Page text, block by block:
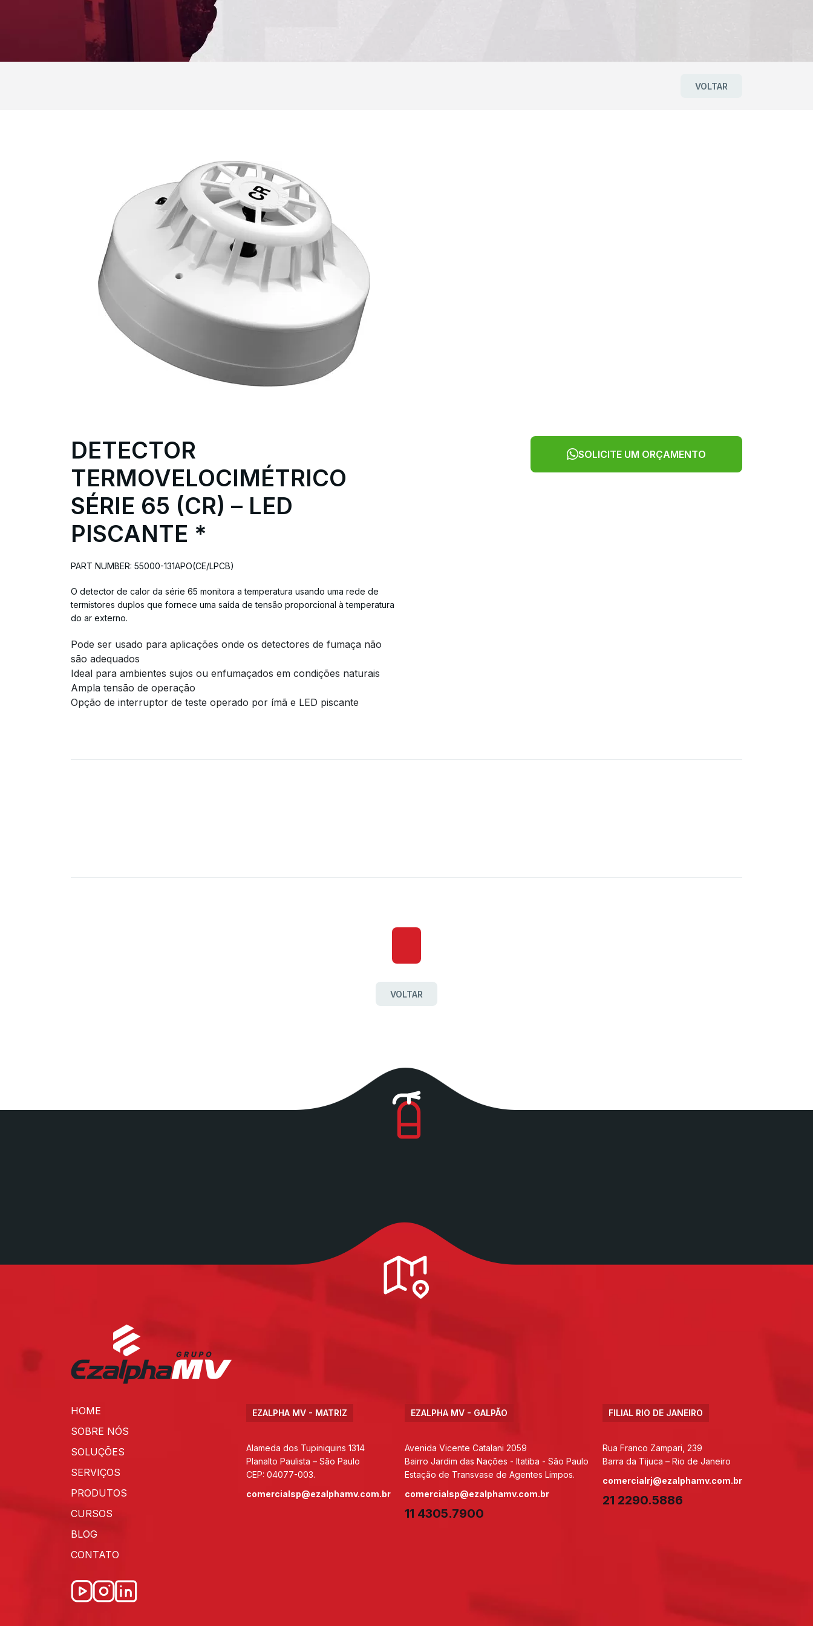
VOLTAR
DETECTOR
TERMOVELOCIMÉTRICO
SÉRIE 65 (CR) – LED
PISCANTE *
PART NUMBER: 55000-131APO(CE/LPCB)
O detector de calor da série 65 monitora a temperatura usando uma rede de
termistores duplos que fornece uma saída de tensão proporcional à temperatura
do ar externo.
Pode ser usado para aplicações onde os detectores de fumaça não
são adequados
Ideal para ambientes sujos ou enfumaçados em condições naturais
Ampla tensão de operação
Opção de interruptor de teste operado por ímã e LED piscante
SOLICITE UM ORÇAMENTO
VOLTAR
HOME
SOBRE NÓS
SOLUÇÕES
SERVIÇOS
PRODUTOS
CURSOS
BLOG
CONTATO
EZALPHA MV - MATRIZ
Alameda dos Tupiniquins 1314
Planalto Paulista – São Paulo
CEP: 04077-003.
comercialsp@ezalphamv.com.br
EZALPHA MV - GALPÃO
Avenida Vicente Catalani 2059
Bairro Jardim das Nações - Itatiba - São Paulo
Estação de Transvase de Agentes Limpos.
comercialsp@ezalphamv.com.br
11 4305.7900
FILIAL RIO DE JANEIRO
Rua Franco Zampari, 239
Barra da Tijuca – Rio de Janeiro
comercialrj@ezalphamv.com.br
21 2290.5886